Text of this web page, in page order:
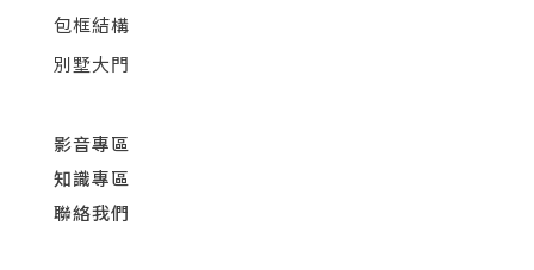
包框結構
別墅大門
影音專區
知識專區
聯絡我們